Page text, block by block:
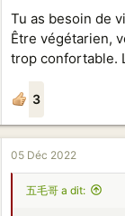
Tu as besoin de
Être végétarien,
trop confortable.
3
05 Déc 2022
五毛哥 a dit: